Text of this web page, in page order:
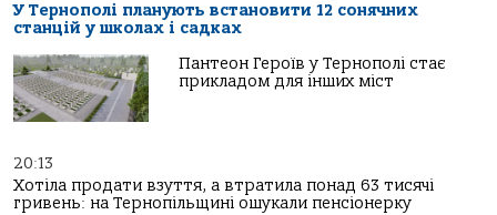
У Тернополі планують встановити 12 сонячних
станцій у школах і садках
Пантеон Героїв у Тернополі стає
прикладом для інших міст
20:13
Хотіла продати взуття, а втратила понад 63 тисячі
гривень: на Тернопільщині ошукали пенсіонерку